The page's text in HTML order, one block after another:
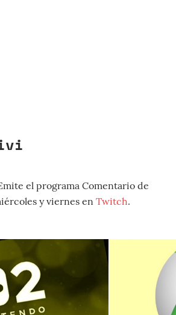
el programa Comentario de
y viernes en Twitch.